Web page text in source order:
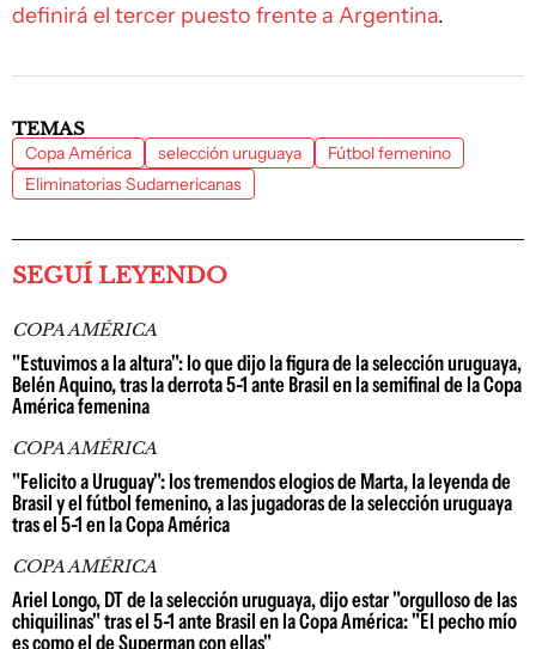
definirá el tercer puesto frente a Argentina.
TEMAS
Copa América selección uruguaya
Fútbol femenino
Eliminatorias Sudamericanas
SEGUÍ LEYENDO
COPA AMÉRICA
"Estuvimos a la altura": lo que dijo la figura de la selección uruguaya,
Belén Aquino, tras la derrota 5-1 ante Brasil en la semifinal de la Copa
América femenina
COPA AMÉRICA
"Felicito a Uruguay": los tremendos elogios de Marta, la leyenda de
Brasil y el fútbol femenino, a las jugadoras de la selección uruguaya
tras el 5-1 en la Copa América
COPA AMÉRICA
Ariel Longo, DT de la selección uruguaya, dijo estar "orgulloso de las
chiquilinas" tras el 5-1 ante Brasil en la Copa América: "El pecho mío
es como el de Superman con ellas"